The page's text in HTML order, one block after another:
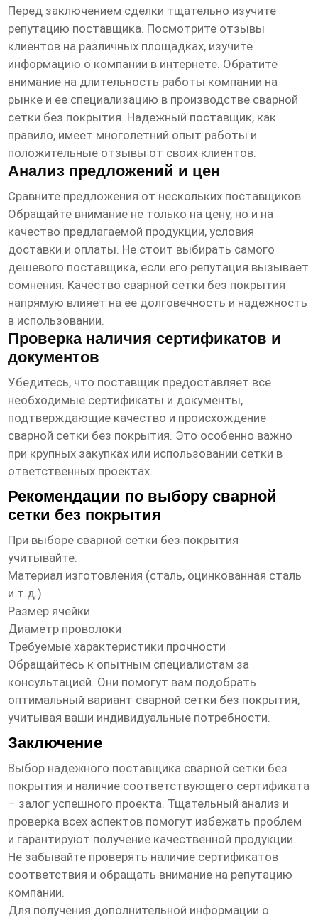
Перед заключением сделки тщательно изучите
репутацию поставщика. Посмотрите отзывы
клиентов на различных площадках, изучите
информацию о компании в интернете. Обратите
внимание на длительность работы компании на
рынке и ее специализацию в производстве сварной
сетки без покрытия. Надежный поставщик, как
правило, имеет многолетний опыт работы и
положительные отзывы от своих клиентов.
Анализ предложений и цен
Сравните предложения от нескольких поставщиков.
Обращайте внимание не только на цену, но и на
качество предлагаемой продукции, условия
доставки и оплаты. Не стоит выбирать самого
дешевого поставщика, если его репутация вызывает
сомнения. Качество сварной сетки без покрытия
напрямую влияет на ее долговечность и надежность
в использовании.
Проверка наличия сертификатов и
документов
Убедитесь, что поставщик предоставляет все
необходимые сертификаты и документы,
подтверждающие качество и происхождение
сварной сетки без покрытия. Это особенно важно
при крупных закупках или использовании сетки в
ответственных проектах.
Рекомендации по выбору сварной
сетки без покрытия
При выборе сварной сетки без покрытия
учитывайте:
Материал изготовления (сталь, оцинкованная сталь
и т.д.)
Размер ячейки
Диаметр проволоки
Требуемые характеристики прочности
Обращайтесь к опытным специалистам за
консультацией. Они помогут вам подобрать
оптимальный вариант сварной сетки без покрытия,
учитывая ваши индивидуальные потребности.
Заключение
Выбор надежного поставщика сварной сетки без
покрытия и наличие соответствующего сертификата
– залог успешного проекта. Тщательный анализ и
проверка всех аспектов помогут избежать проблем
и гарантируют получение качественной продукции.
Не забывайте проверять наличие сертификатов
соответствия и обращать внимание на репутацию
компании.
Для получения дополнительной информации о